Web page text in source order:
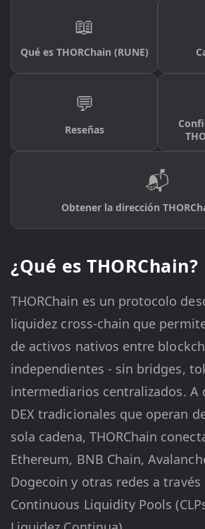
📖
Qué es THORChain (RUNE)
💬
Reseñas
📬
Obtener la dirección
¿Qué es THORChain?
THORChain es un protocolo
liquidez cross-chain que
de activos nativos entre
independientes - sin bridges,
intermediarios centralizados. A
DEX tradicionales que operan
sola cadena, THORChain
Ethereum, BNB Chain,
Dogecoin y otras redes a través
Continuous Liquidity Pools